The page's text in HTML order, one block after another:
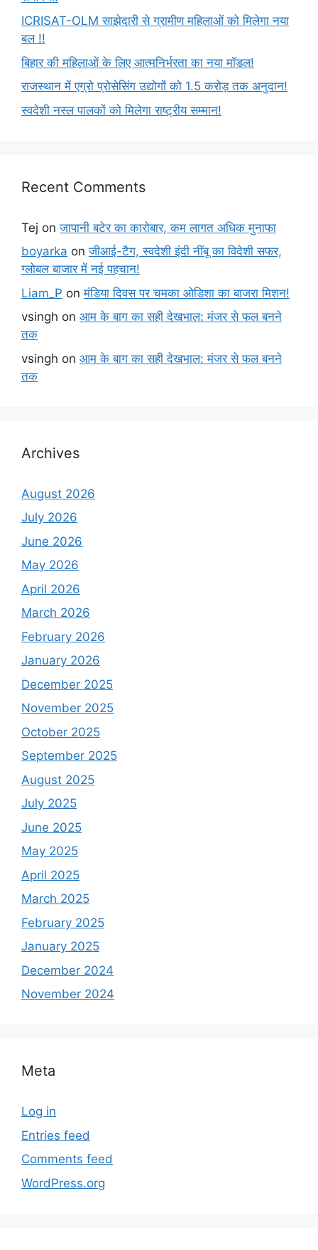
ICRISAT-OLM साझेदारी से ग्रामीण महिलाओं को मिलेगा नया
बल !!
बिहार की महिलाओं के लिए आत्मनिर्भरता का नया मॉडल!
राजस्थान में एग्रो प्रोसेसिंग उद्योगों को 1.5 करोड़ तक अनुदान!
स्वदेशी नस्ल पालकों को मिलेगा राष्ट्रीय सम्मान!
Recent Comments
Tej onजापानी बटेर का कारोबार, कम लागत अधिक मुनाफा
boyarka onजीआई-टैग, स्वदेशी इंदी नींबू का विदेशी सफर,
ग्लोबल बाजार में नई पहचान!
Liam_P onमंडिया दिवस पर चमका ओडिशा का बाजरा मिशन!
vsingh on आम के बाग का सही देखभाल: मंजर से फल बनने
तक
vsingh on आम के बाग का सही देखभाल: मंजर से फल बनने
तक
Archives
August 2026
July 2026
June 2026
May 2026
April 2026
March 2026
February 2026
January 2026
December 2025
November 2025
October 2025
September 2025
August 2025
July 2025
June 2025
May 2025
April 2025
March 2025
February 2025
January 2025
December 2024
November 2024
Meta
Log in
Entries feed
Comments feed
WordPress.org